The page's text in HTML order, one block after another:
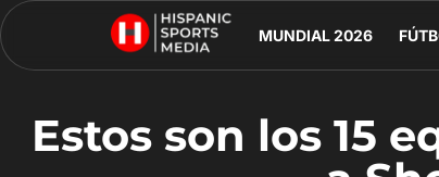
MUNDIAL 2026
Estos son los 15